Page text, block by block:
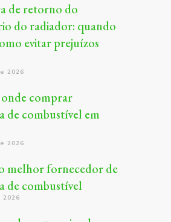
de retorno do
do radiador: quando
evitar prejuízos
2026
comprar
de combustível em
2026
melhor fornecedor de
de combustível